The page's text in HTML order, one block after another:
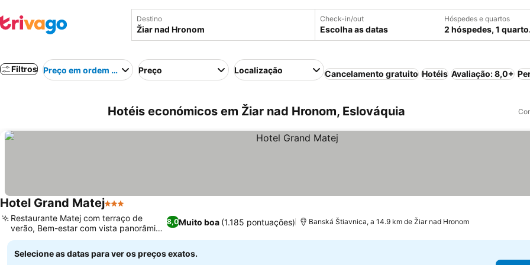
Destino Check-in/out
Escolha as datas
Hóspedes e quartos
2 hóspedes, 1 quarto.
Filtros Preço em ordem crescentePreço Localização Cancelamento gratuito Hotéis Avaliação: 8,0+
Hotéis económicos em Žiar nad Hronom, Eslováquia
Hotel Grand Matej3 Estrelas
8,0Muito boa (1.185 pontuações)
Restaurante Matej com terraço de
verão, Bem-estar com vista panorâmica
da cidade
Banská Štiavnica, a 14.9 km de Žiar nad Hronom
Selecione as datas para ver os preços exatos.